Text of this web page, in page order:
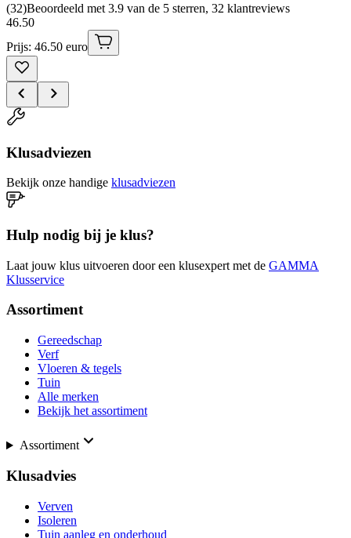
(32)Beoordeeld met 3.9 van de 5 sterren, 32 klantreviews
46.50
Prijs: 46.50 euro
Klusadviezen
Bekijk onze handige klusadviezen
Hulp nodig bij je klus?
Laat jouw klus uitvoeren door een klusexpert met de GAMMA
Klusservice
Assortiment
Gereedschap
Verf
Vloeren & tegels
Tuin
Alle merken
Bekijk het assortiment
Assortiment
Klusadvies
Verven
Isoleren
Tuin aanleg en onderhoud